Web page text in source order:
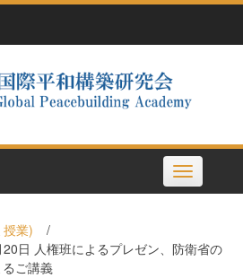
Toggle
navigation
業)
/
日 人権班によるプレゼン、防衛省の
ご講義